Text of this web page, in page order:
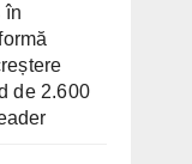
în
de 2.600